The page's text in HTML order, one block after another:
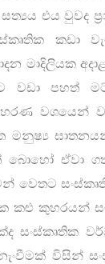
එය වුවද
කඩා
මාදිලියක
පහත්
වශයෙන්
මනුෂ්‍ය
බොහෝ ඒවා
වෙතට
කළු කුහරයන්
සංස්කෘතික
විසින්